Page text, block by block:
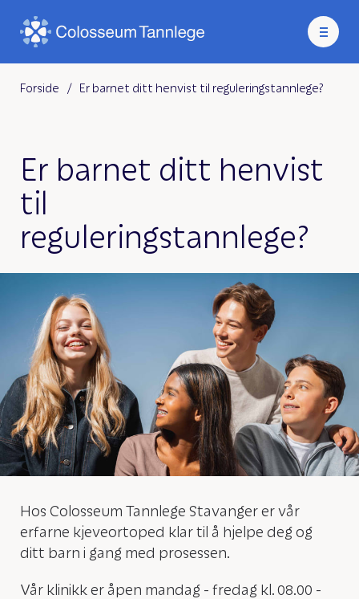
Forside / Er barnet ditt henvist til reguleringstannlege?
Er barnet ditt henvist
til
reguleringstannlege?
Hos Colosseum Tannlege Stavanger er vår
erfarne kjeveortoped klar til å hjelpe deg og
ditt barn i gang med prosessen.
Vår klinikk er åpen mandag - fredag kl. 08.00 -